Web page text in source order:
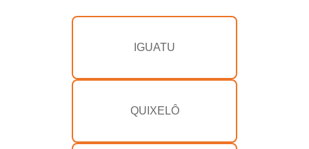
IGUATU
QUIXELÔ